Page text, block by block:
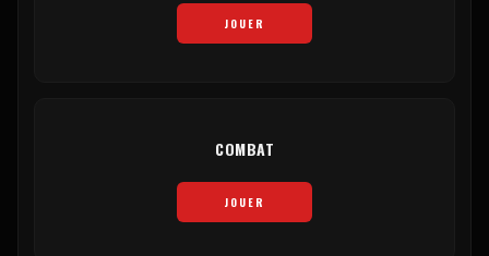
JOUER
COMBAT
JOUER